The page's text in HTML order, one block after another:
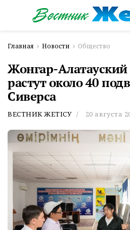
Главная Новости Общество
Жонгар-
растут около 40
Сиверса
ВЕСТНИК ЖЕТІСУ 20 августа